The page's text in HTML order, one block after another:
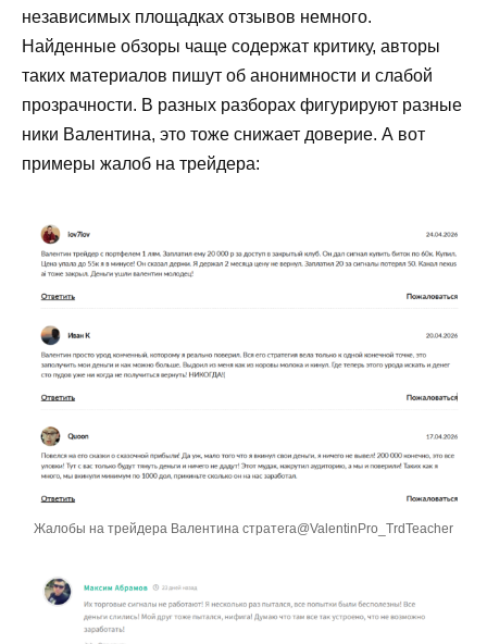
независимых площадках отзывов немного.
Найденные обзоры чаще содержат критику, авторы
таких материалов пишут об анонимности и слабой
прозрачности. В разных разборах фигурируют разные
ники Валентина, это тоже снижает доверие. А вот
примеры жалоб на трейдера:
Жалобы на трейдера Валентина стратега@ValentinPro_TrdTeacher